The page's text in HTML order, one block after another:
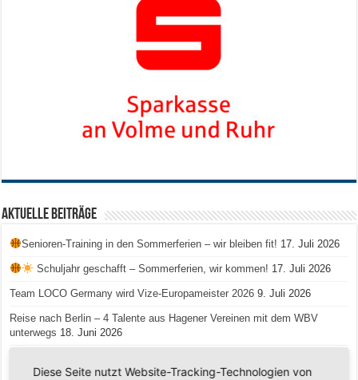
Aktuelle Beiträge
Senioren-Training in den Sommerferien – wir bleiben fit! 17. Juli 2026
Schuljahr geschafft – Sommerferien, wir kommen! 17. Juli 2026
Team LOCO Germany wird Vize-Europameister 2026 9. Juli 2026
Reise nach Berlin – 4 Talente aus Hagener Vereinen mit dem WBV
unterwegs 18. Juni 2026
Diese Seite nutzt Website-Tracking-Technologien von